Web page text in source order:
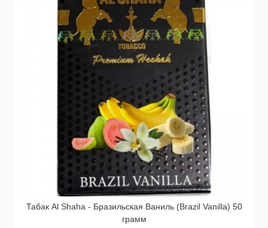
Табак Al Shaha - Бразильская Ваниль (Brazil Vanilla) 50
грамм